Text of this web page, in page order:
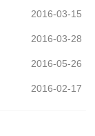
2016-03-15
2016-03-28
2016-05-26
2016-02-17